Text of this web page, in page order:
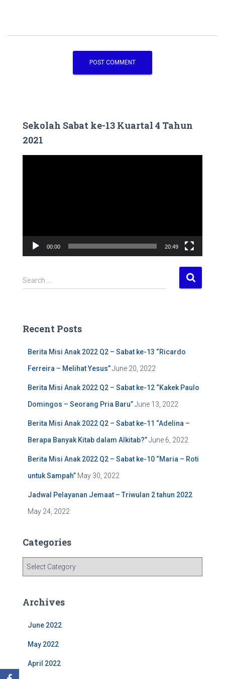
Sekolah Sabat ke-13 Kuartal 4 Tahun
2021
a
00:00 20:49
S
e
h
Search …
Recent Posts
Berita Misi Anak 2022 Q2 – Sabat ke-13 “Ricardo
Ferreira – Melihat Yesus”June 20, 2022
Berita Misi Anak 2022 Q2 – Sabat ke-12 “Kakek Paulo
Domingos – Seorang Pria Baru”June 13, 2022
Berita Misi Anak 2022 Q2 – Sabat ke-11 “Adelina –
Berapa Banyak Kitab dalam Alkitab?”June 6, 2022
Berita Misi Anak 2022 Q2 – Sabat ke-10 “Maria – Roti
untuk Sampah” May 30, 2022
Jadwal Pelayanan Jemaat – Triwulan 2 tahun 2022
May 24, 2022
Categories
gArchives
June 2022
May 2022
April 2022